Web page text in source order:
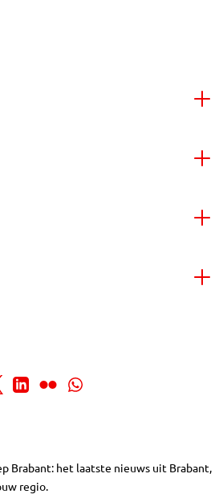
Brabant: het laatste nieuws uit Brabant,
regio.